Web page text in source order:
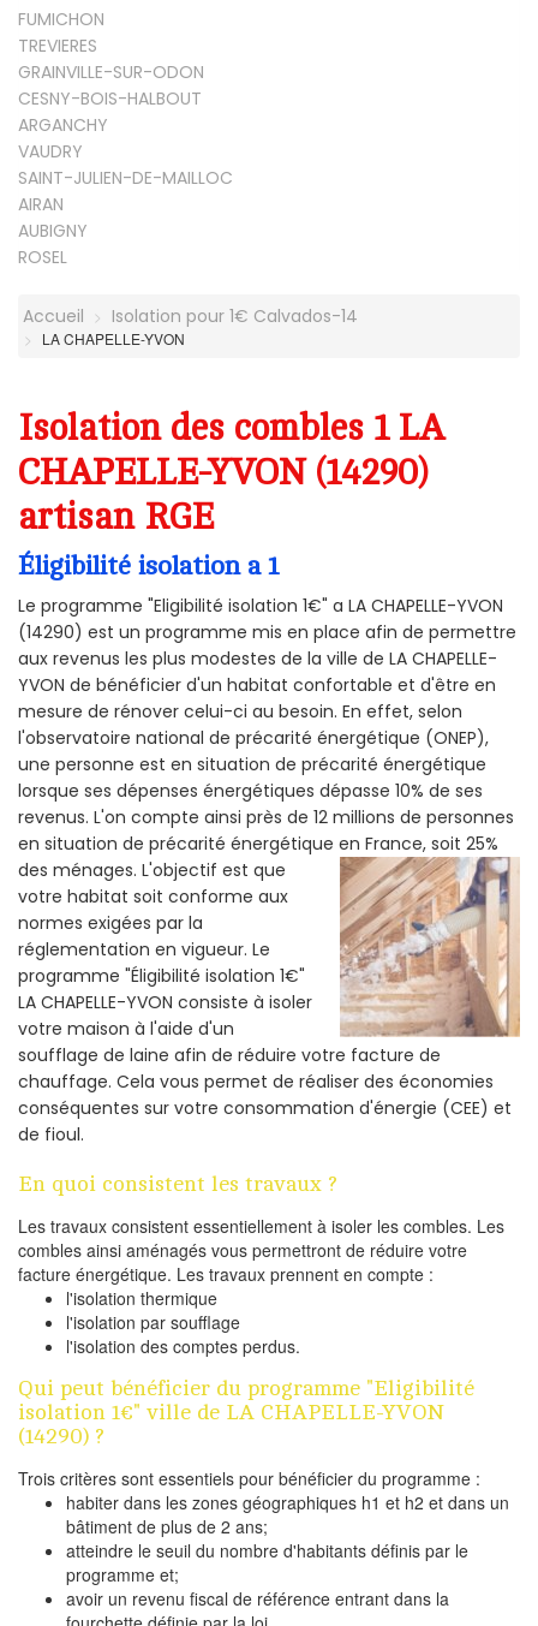
FUMICHON
TREVIERES
GRAINVILLE-SUR-ODON
CESNY-BOIS-HALBOUT
ARGANCHY
VAUDRY
SAINT-JULIEN-DE-MAILLOC
AIRAN
AUBIGNY
ROSEL
Accueil Isolation pour 1€ Calvados-14
LA CHAPELLE-YVON
Isolation des combles 1 LA
CHAPELLE-YVON (14290)
artisan RGE
Éligibilité isolation a 1
Le programme "Eligibilité isolation 1€" a LA CHAPELLE-YVON
(14290) est un programme mis en place afin de permettre
aux revenus les plus modestes de la ville de LA CHAPELLE-
YVON de bénéficier d'un habitat confortable et d'être en
mesure de rénover celui-ci au besoin. En effet, selon
l'observatoire national de précarité énergétique (ONEP),
une personne est en situation de précarité énergétique
lorsque ses dépenses énergétiques dépasse 10% de ses
revenus. L'on compte ainsi près de 12 millions de personnes
en situation de précarité énergétique en France, soit 25%
des ménages. L'objectif est que
votre habitat soit conforme aux
normes exigées par la
réglementation en vigueur. Le
programme "Éligibilité isolation 1€"
LA CHAPELLE-YVON consiste à isoler
votre maison à l'aide d'un
soufflage de laine afin de réduire votre facture de
chauffage. Cela vous permet de réaliser des économies
conséquentes sur votre consommation d'énergie (CEE) et
de fioul.
En quoi consistent les travaux ?
Les travaux consistent essentiellement à isoler les combles. Les
combles ainsi aménagés vous permettront de réduire votre
facture énergétique. Les travaux prennent en compte :
l'isolation thermique
l'isolation par soufflage
l'isolation des comptes perdus.
Qui peut bénéficier du programme "Eligibilité
isolation 1€" ville de LA CHAPELLE-YVON
(14290) ?
Trois critères sont essentiels pour bénéficier du programme :
habiter dans les zones géographiques h1 et h2 et dans un
bâtiment de plus de 2 ans;
atteindre le seuil du nombre d'habitants définis par le
programme et;
avoir un revenu fiscal de référence entrant dans la